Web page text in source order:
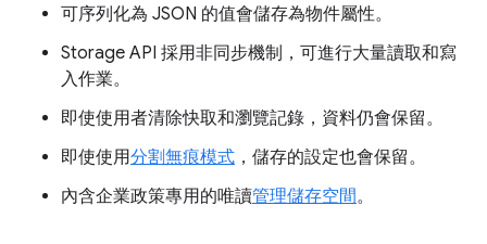
可序列化為 JSON 的值會儲存為物件屬性。
Storage API 採用非同步機制，可進行大量讀取和寫
入作業。
即使使用者清除快取和瀏覽記錄，資料仍會保留。
即使使用分割無痕模式 ，儲存的設定也會保留。
內含企業政策專用的唯讀管理儲存空間。